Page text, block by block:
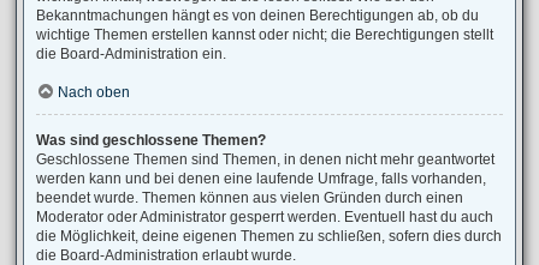
Bekanntmachungen hängt es von deinen Berechtigungen ab, ob du
wichtige Themen erstellen kannst oder nicht; die Berechtigungen stellt
die Board-Administration ein.
Nach oben
Was sind geschlossene Themen?
Geschlossene Themen sind Themen, in denen nicht mehr geantwortet
werden kann und bei denen eine laufende Umfrage, falls vorhanden,
beendet wurde. Themen können aus vielen Gründen durch einen
Moderator oder Administrator gesperrt werden. Eventuell hast du auch
die Möglichkeit, deine eigenen Themen zu schließen, sofern dies durch
die Board-Administration erlaubt wurde.